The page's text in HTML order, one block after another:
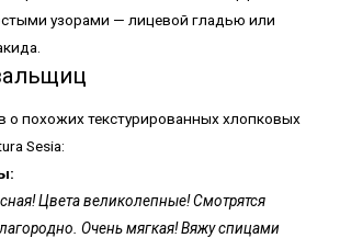
узорами — лицевой гладью или
о похожих текстурированных хлопковых
Sesia:
Цвета великолепные! Смотрятся
Очень мягкая! Вяжу спицами